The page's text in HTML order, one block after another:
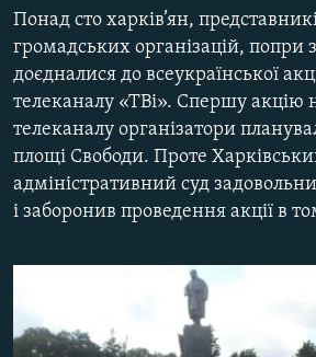
УКРАЇНА
СВІТ
СХЕМИ
КИТАЙ.ВИКЛИКИ
МУЛЬТИМЕДІА
ФОТО
СПЕЦПРОЄКТИ
РУС
Понад сто харків’ян,
громадських організацій, попри
доєдналися до всеукраїнської
телеканалу «ТВі». Спершу акцію
телеканалу організатори
площі Свободи. Проте
адміністративний суд
і заборонив проведення акції в